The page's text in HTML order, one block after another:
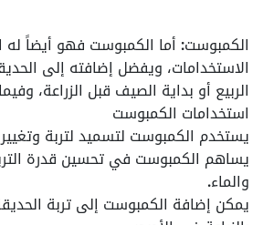
الكمبوست: أما الكمبوست فهو أيضاً له
الاستخدامات، ويفضل إضافته إلى
الربيع أو بداية الصيف قبل الزراعة،
استخدامات الكمبوست
يستخدم الكمبوست لتسميد لتربة
يساهم الكمبوست في تحسين قدرة
والماء.
يمكن إضافة الكمبوست إلى تربة